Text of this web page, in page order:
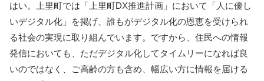
はい。上里町では「上里町DX推進計画」において「人に優し
いデジタル化」を掲げ、誰もがデジタル化の恩恵を受けられ
る社会の実現に取り組んでいます。ですから、住民への情報
発信においても、ただデジタル化してタイムリーになれば良
いのではなく、ご高齢の方も含め、幅広い方に情報を届ける